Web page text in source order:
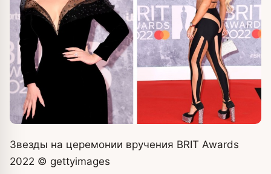
Звезды на церемонии вручения BRIT Awards
2022 © gettyimages